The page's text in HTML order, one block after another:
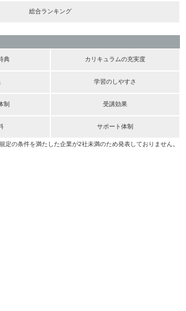
総合ランキング
典 カリキュラムの充実度
学習のしやすさ
制 受講効果
サポート体制
定の条件を満たした企業が2社未満のため発表しておりません。